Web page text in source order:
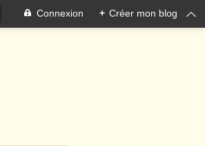
Connexion + Créer mon blog